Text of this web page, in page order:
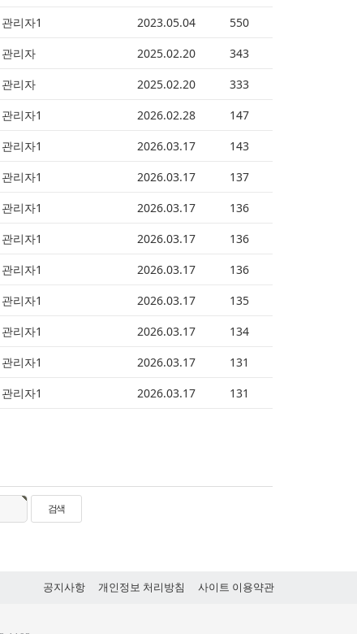
관리자1 2023.05.04
550
관리자 2025.02.20
343
관리자 2025.02.20
333
관리자1 2026.02.28
147
관리자1 2026.03.17
143
관리자1 2026.03.17
137
관리자1 2026.03.17
136
관리자1 2026.03.17
136
관리자1 2026.03.17
136
관리자1 2026.03.17
135
관리자1 2026.03.17
134
관리자1 2026.03.17
131
관리자1 2026.03.17 131
사이트 이용약관
개인정보 처리방침
공지사항